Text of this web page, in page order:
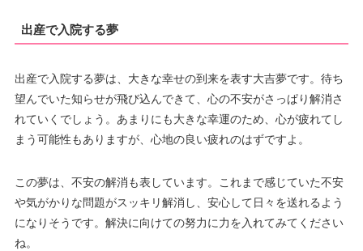
出産で入院する夢
出産で入院する夢は、大きな幸せの到来を表す大吉夢です。待ち
望んでいた知らせが飛び込んできて、心の不安がさっぱり解消さ
れていくでしょう。あまりにも大きな幸運のため、心が疲れてし
まう可能性もありますが、心地の良い疲れのはずですよ。
この夢は、不安の解消も表しています。これまで感じていた不安
や気がかりな問題がスッキリ解消し、安心して日々を送れるよう
になりそうです。解決に向けての努力に力を入れてみてください
ね。